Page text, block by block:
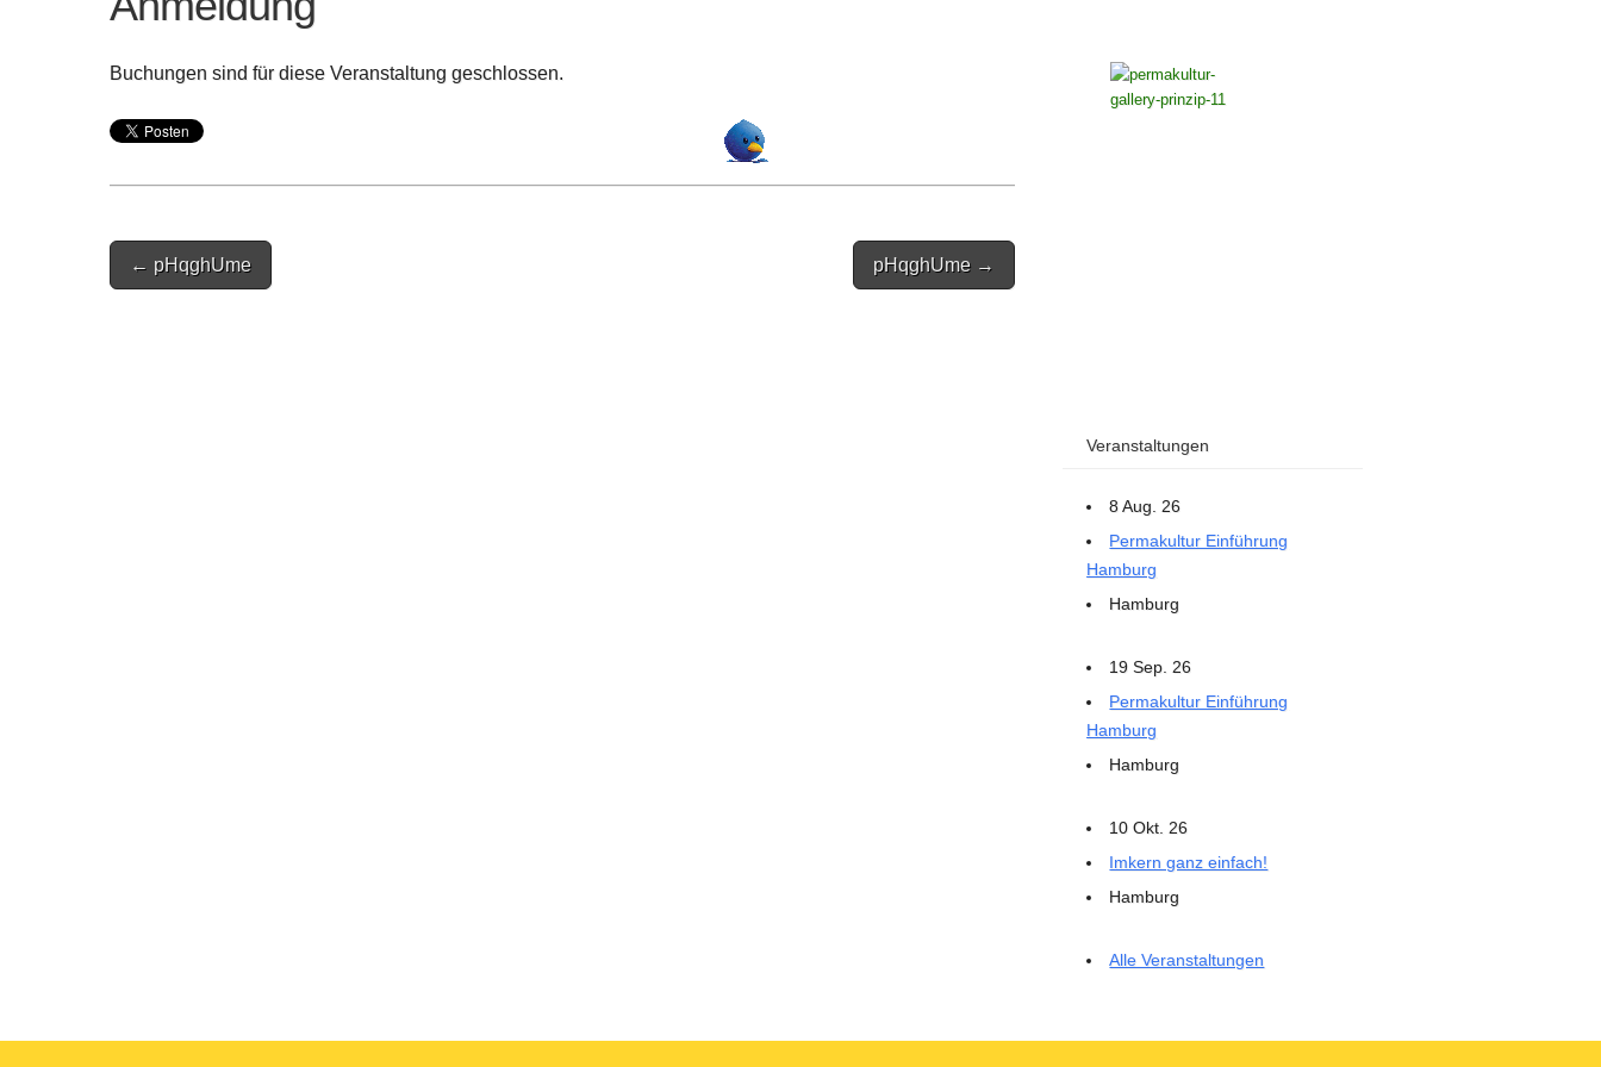
Buchungen sind für diese Veranstaltung geschlossen.
Post
navigation
← pHqghUme pHqghUme →
Veranstaltungen
8 Aug. 26
Permakultur Einführung
Hamburg
Hamburg
19 Sep. 26
Permakultur Einführung
Hamburg
Hamburg
10 Okt. 26
Imkern ganz einfach!
Hamburg
Alle Veranstaltungen